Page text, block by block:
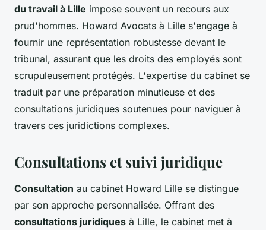
du travail à Lille impose souvent un recours aux
prud'hommes. Howard Avocats à Lille s'engage à
fournir une représentation robustesse devant le
tribunal, assurant que les droits des employés sont
scrupuleusement protégés. L'expertise du cabinet se
traduit par une préparation minutieuse et des
consultations juridiques soutenues pour naviguer à
travers ces juridictions complexes.
Consultations et suivi juridique
Consultation au cabinet Howard Lille se distingue
par son approche personnalisée. Offrant des
consultations juridiques à Lille, le cabinet met à